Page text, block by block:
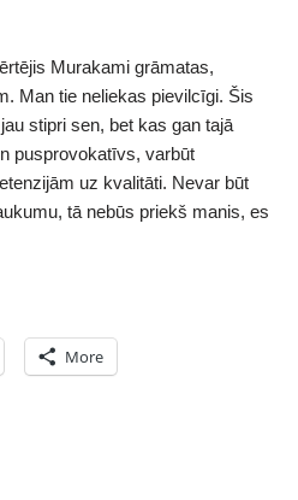
Murakami grāmatas,
Man tie neliekas pievilcīgi. Šis
stipri sen, bet kas gan tajā
pusprovokatīvs, varbūt
uz kvalitāti. Nevar būt
tā nebūs priekš manis, es
More